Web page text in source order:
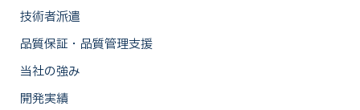
技術者派遣
品質保証・品質管理支援
当社の強み
開発実績